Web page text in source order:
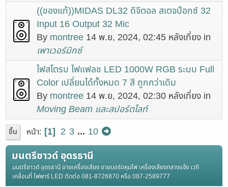
((ของแท้))MIDAS DL32 ดิจิตอล สเตจบ๊อกซ์ 32
Input 16 Output 32 Mic
By montree 14 พ.ย, 2024, 02:45 หลังเที่ยง in
เพาเวอร์มิกซ์
ไฟสโตรบ ไฟเเฟลช LED 1000W RGB ระบบ Full
Color เปลี่ยนได้ทั้งหมด 7 สี ถูกกว่าเดิม
By montree 14 พ.ย, 2024, 02:30 หลังเที่ยง in
Moving Beam และสปอร์ตไลท์
ขึ้น หน้า 1 2 3 ... 10
มนตรีซาวด์ อุดรธานี
มนตรีซาวด์ อุดรธานี ขายเครื่องเสียง ขายบอร์ดคุมไฟ เครื่องเสียงกลางแจ้ง เวที
เคลื่อนที่ ไฟพาร์ LED ติดต่อ 081-8726870 หรือ 087-2589777